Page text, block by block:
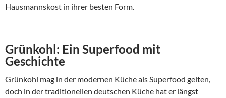
Hausmannskost in ihrer besten Form.
Grünkohl: Ein Superfood mit
Geschichte
Grünkohl mag in der modernen Küche als Superfood gelten,
doch in der traditionellen deutschen Küche hat er längst